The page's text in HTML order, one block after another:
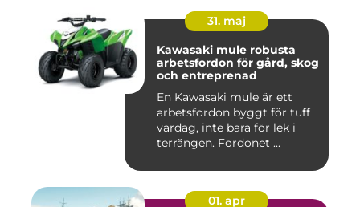
31. maj
Kawasaki mule robusta
arbetsfordon för gård, skog
och entreprenad
En Kawasaki mule är ett
arbetsfordon byggt för tuff
vardag, inte bara för lek i
terrängen. Fordonet ...
01. apr